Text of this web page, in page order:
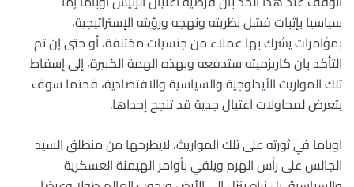
سياسيا بإثبات فشل نظريته ونهجه ورؤيته الإستراتيجية،
بمؤامرات يشرك بها عملاء من جنسيات مختلفة، أو حتى إن تم
التأكد بان كاريزميته ستدفعه وبهذه الهمة الكبيرة، إلى إسقاط
تلك المواريث الأيدلوجية والسياسية والاقتصادية، فحتما سوف
يتعرض لمحاولات اغتيال جدية قد تنجح إحداها.
اوباما في ثورته على تلك المواريث، لايطرحها من منطلق السيد
الجالس على رأس الهرم ويلقي بأوامر الهيمنة العسكرية